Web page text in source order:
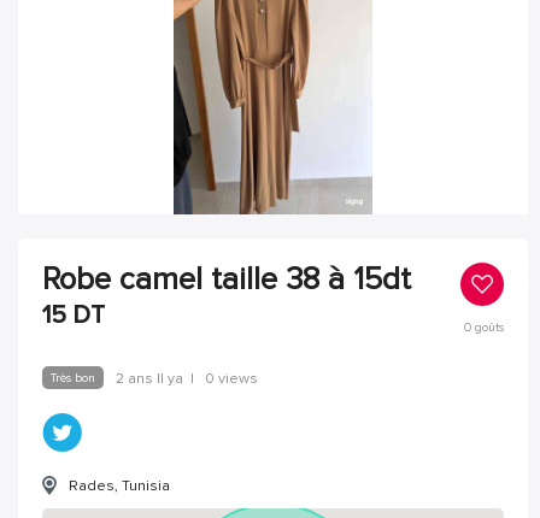
Robe camel taille 38 à 15dt
15 DT 0goûts
Très bon 2 ans Il ya | 0 views
Rades, Tunisia